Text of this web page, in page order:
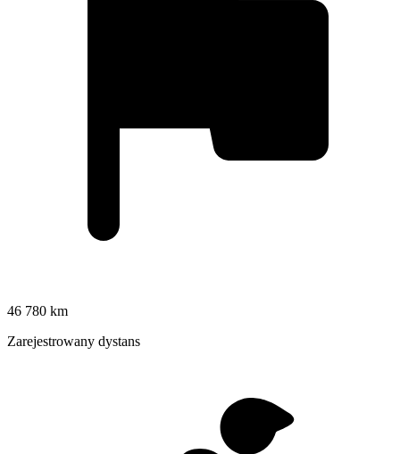
46 780 km
Zarejestrowany dystans